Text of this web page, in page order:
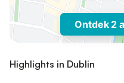
Ontdek 2
Highlights in Dublin